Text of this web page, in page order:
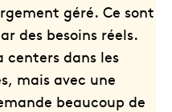
géré. Ce sont
des besoins réels.
centers dans les
mais avec une
beaucoup de